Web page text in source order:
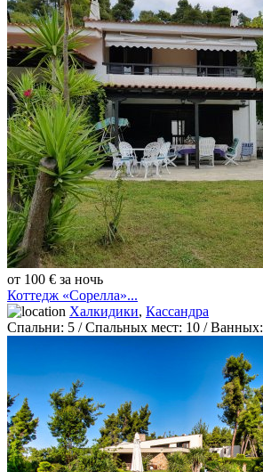
от 100 € за ночь
Коттедж «Сорелла»...
Халкидики, Кассандра
Спальни: 5 / Спальных мест: 10 /Ванных: